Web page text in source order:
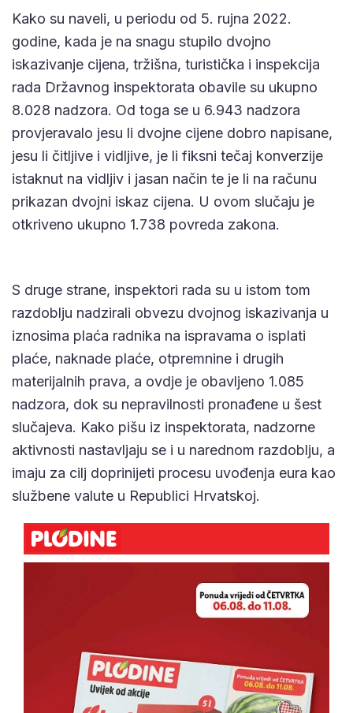
Kako su naveli, u periodu od 5. rujna 2022.
godine, kada je na snagu stupilo dvojno
iskazivanje cijena, tržišna, turistička i inspekcija
rada Državnog inspektorata obavile su ukupno
8.028 nadzora. Od toga se u 6.943 nadzora
provjeravalo jesu li dvojne cijene dobro napisane,
jesu li čitljive i vidljive, je li fiksni tečaj konverzije
istaknut na vidljiv i jasan način te je li na računu
prikazan dvojni iskaz cijena. U ovom slučaju je
otkriveno ukupno 1.738 povreda zakona.
S druge strane, inspektori rada su u istom tom
razdoblju nadzirali obvezu dvojnog iskazivanja u
iznosima plaća radnika na ispravama o isplati
plaće, naknade plaće, otpremnine i drugih
materijalnih prava, a ovdje je obavljeno 1.085
nadzora, dok su nepravilnosti pronađene u šest
slučajeva. Kako pišu iz inspektorata, nadzorne
aktivnosti nastavljaju se i u narednom razdoblju, a
imaju za cilj doprinijeti procesu uvođenja eura kao
službene valute u Republici Hrvatskoj.